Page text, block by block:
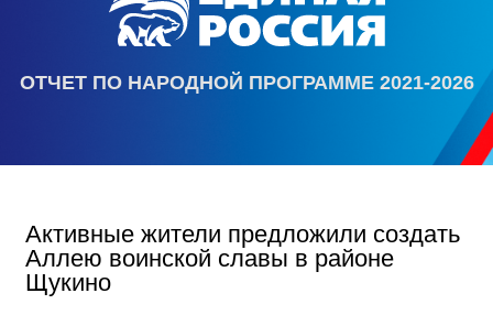
ОТЧЕТ ПО НАРОДНОЙ ПРОГРАММЕ 2021-2026
Активные жители предложили создать
Аллею воинской славы в районе
Щукино